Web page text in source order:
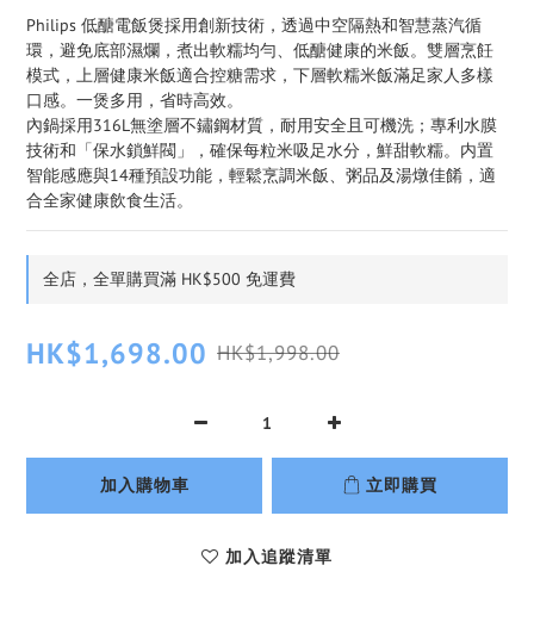
Philips 低醣電飯煲採用創新技術，透過中空隔熱和智慧蒸汽循
環，避免底部濕爛，煮出軟糯均勻、低醣健康的米飯。雙層烹飪
模式，上層健康米飯適合控糖需求，下層軟糯米飯滿足家人多樣
口感。一煲多用，省時高效。
內鍋採用316L無塗層不鏽鋼材質，耐用安全且可機洗；專利水膜
技術和「保水鎖鮮閥」，確保每粒米吸足水分，鮮甜軟糯。内置
智能感應與14種預設功能，輕鬆烹調米飯、粥品及湯燉佳餚，適
合全家健康飲食生活。
全店，全單購買滿 HK$500 免運費
HK$1,698.00 HK$1,998.00
加入購物車 立即購買
加入追蹤清單